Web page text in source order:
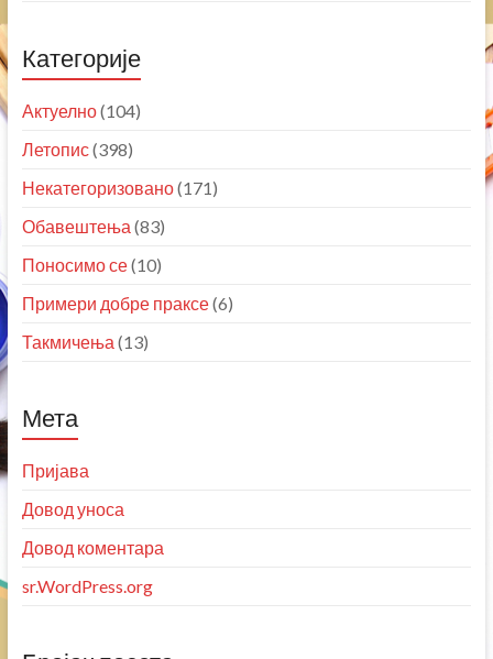
Категорије
Актуелно(104)
Летопис(398)
Некатегоризовано(171)
Обавештења (83)
Поносимо се(10)
Примери добре праксе(6)
Такмичења (13)
Мета
Пријава
Довод уноса
Довод коментара
sr.WordPress.org